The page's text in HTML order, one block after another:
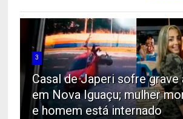
3
Casal de Japeri sofre grave
em Nova Iguaçu; mulher
e homem está internado